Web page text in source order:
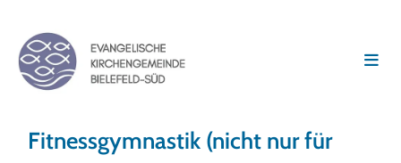
Fitnessgymnastik (nicht nur für